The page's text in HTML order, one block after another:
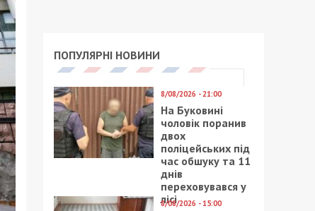
ПОПУЛЯРНІ НОВИНИ
8/08/2026 - 21:00
На Буковині
чоловік поранив
двох
поліцейських під
час обшуку та 11
днів
переховувався у
лісі
8/08/2026 - 15:00